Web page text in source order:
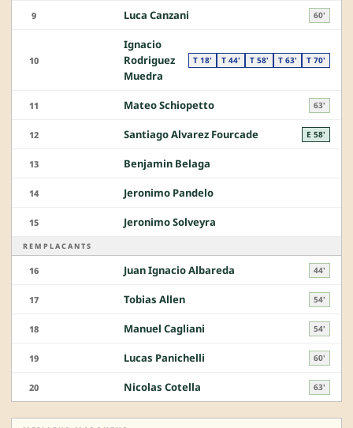
9 Luca Canzani 60'
10
Ignacio
Rodriguez
Muedra
T 18' T 44' T 58' T 63' T 70'
11 Mateo Schiopetto 63'
12 Santiago Alvarez Fourcade E 58'
13 Benjamin Belaga
14 Jeronimo Pandelo
15 Jeronimo Solveyra
REMPLACANTS
16 Juan Ignacio Albareda 44'
17 Tobias Allen 54'
18 Manuel Cagliani 54'
19 Lucas Panichelli 60'
20 Nicolas Cotella 63'